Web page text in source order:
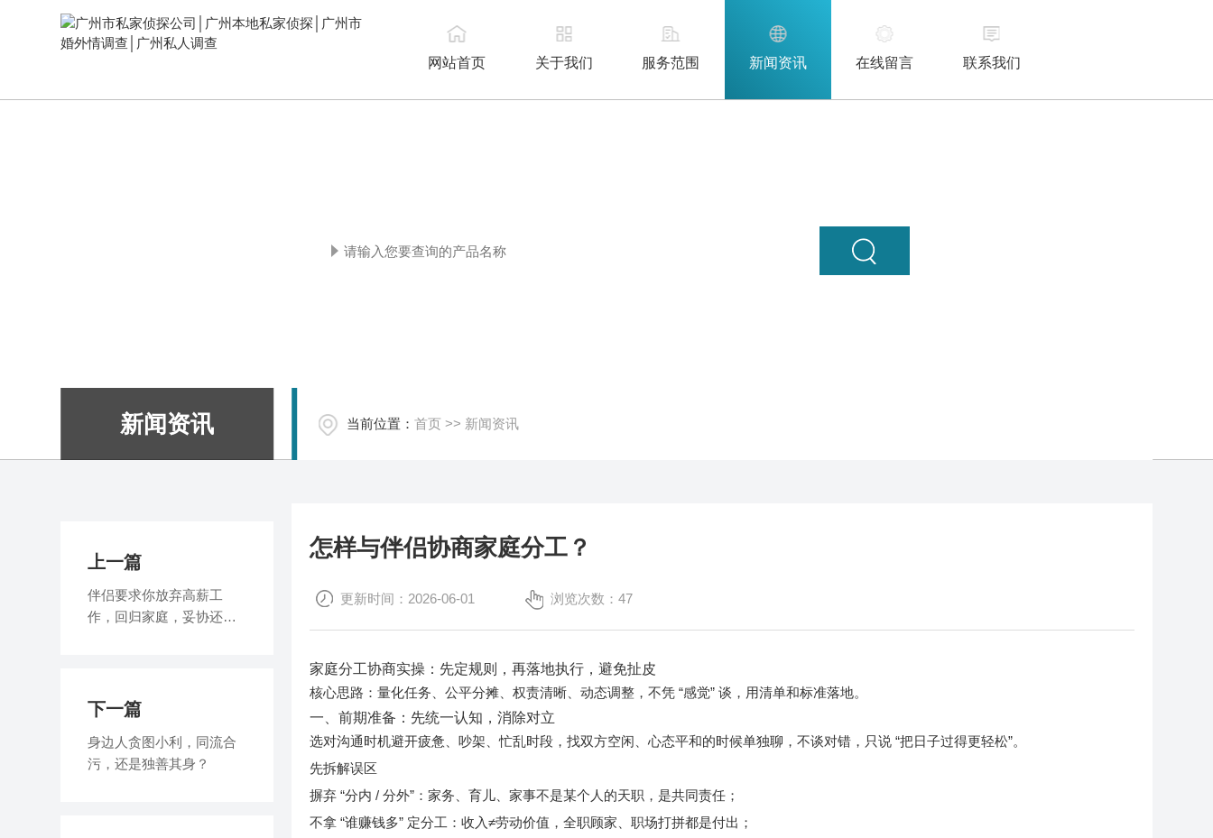
网站首页 关于我们 服务范围 新闻资讯 在线留言 联系我们
新闻资讯 当前位置：首页 >> 新闻资讯
怎样与伴侣协商家庭分工？
更新时间：2026-06-01 浏览次数：47
家庭分工协商实操：先定规则，再落地执行，避免扯皮
核心思路：量化任务、公平分摊、权责清晰、动态调整 ，不凭 “感觉” 谈，用清单和标准落地。
一、前期准备：先统一认知，消除对立
选对沟通时机避开疲惫、吵架、忙乱时段，找双方空闲、心态平和的时候单独聊，不谈对错，只说 “把日子过得更轻松”。
先拆解误区
摒弃 “分内 / 分外”：家务、育儿、家事不是某个人的天职，是共同责任 ；
不拿 “谁赚钱多” 定分工：收入≠劳动价值，全职顾家、职场打拼都是付出；
上一篇
伴侣要求你放弃高薪工
作，回归家庭，妥协还是
下一篇
身边人贪图小利，同流合
污，还是独善其身？